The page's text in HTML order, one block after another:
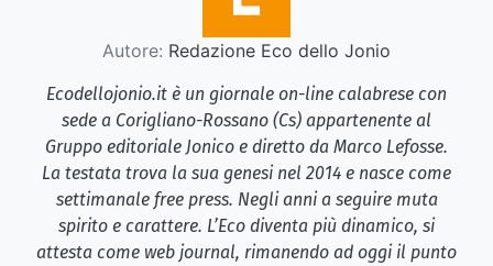
Autore: Redazione Eco dello Jonio
Ecodellojonio.it è un giornale on-line calabrese con
sede a Corigliano-Rossano (Cs) appartenente al
Gruppo editoriale Jonico e diretto da Marco Lefosse.
La testata trova la sua genesi nel 2014 e nasce come
settimanale free press. Negli anni a seguire muta
spirito e carattere. L’Eco diventa più dinamico, si
attesta come web journal, rimanendo ad oggi il punto